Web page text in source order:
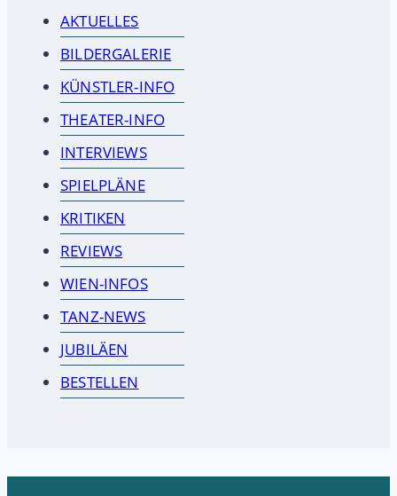
AKTUELLES
BILDERGALERIE
KÜNSTLER-INFO
THEATER-INFO
INTERVIEWS
SPIELPLÄNE
KRITIKEN
REVIEWS
WIEN-INFOS
TANZ-NEWS
JUBILÄEN
BESTELLEN